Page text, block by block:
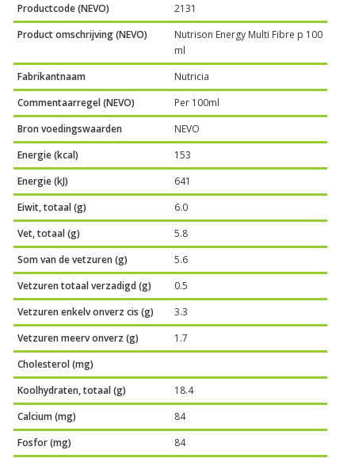
Productcode (NEVO)
2131
Product omschrijving (NEVO)
Nutrison Energy Multi Fibre p 100
ml
Fabrikantnaam
Nutricia
Commentaarregel (NEVO)
Per 100ml
Bron voedingswaarden
NEVO
Energie (kcal)
153
Energie (kJ)
641
Eiwit, totaal (g)
6.0
Vet, totaal (g)
5.8
Som van de vetzuren (g)
5.6
Vetzuren totaal verzadigd (g)
0.5
Vetzuren enkelv onverz cis (g)
3.3
Vetzuren meerv onverz (g)
1.7
Cholesterol (mg)
Koolhydraten, totaal (g)
18.4
Calcium (mg)
84
Fosfor (mg)
84